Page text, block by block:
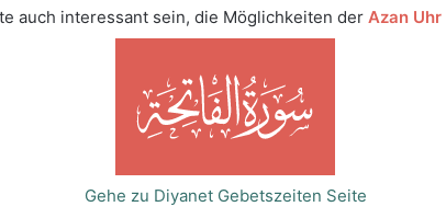
auch interessant sein, die Möglichkeiten der Azan Uhr
Gehe zu Diyanet Gebetszeiten Seite